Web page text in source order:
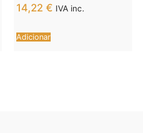
DE CONTROLE
REMOTO COM
TECNOLOGIA SEM
FIO JET E COBRE
14,22 € IVA inc.
Adicionar